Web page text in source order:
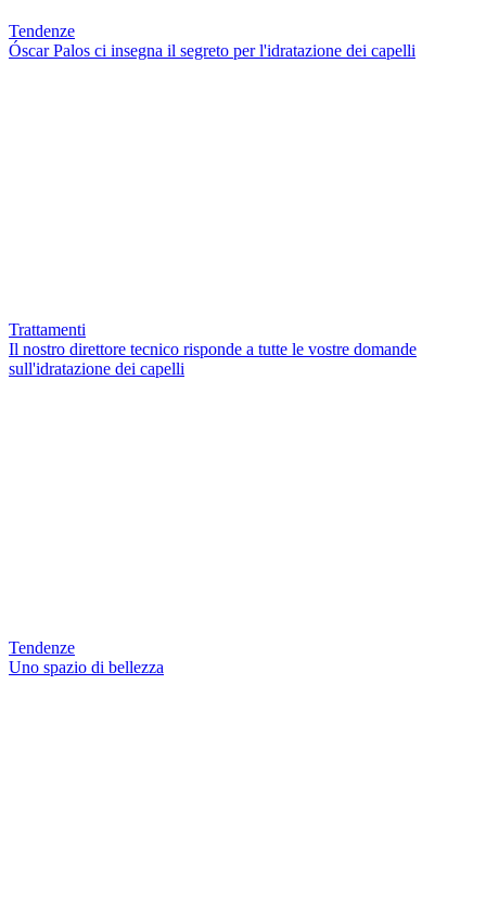
Tendenze
Óscar Palos ci insegna il segreto per l'idratazione dei capelli
Trattamenti
Il nostro direttore tecnico risponde a tutte le vostre domande
sull'idratazione dei capelli
Tendenze
Uno spazio di bellezza